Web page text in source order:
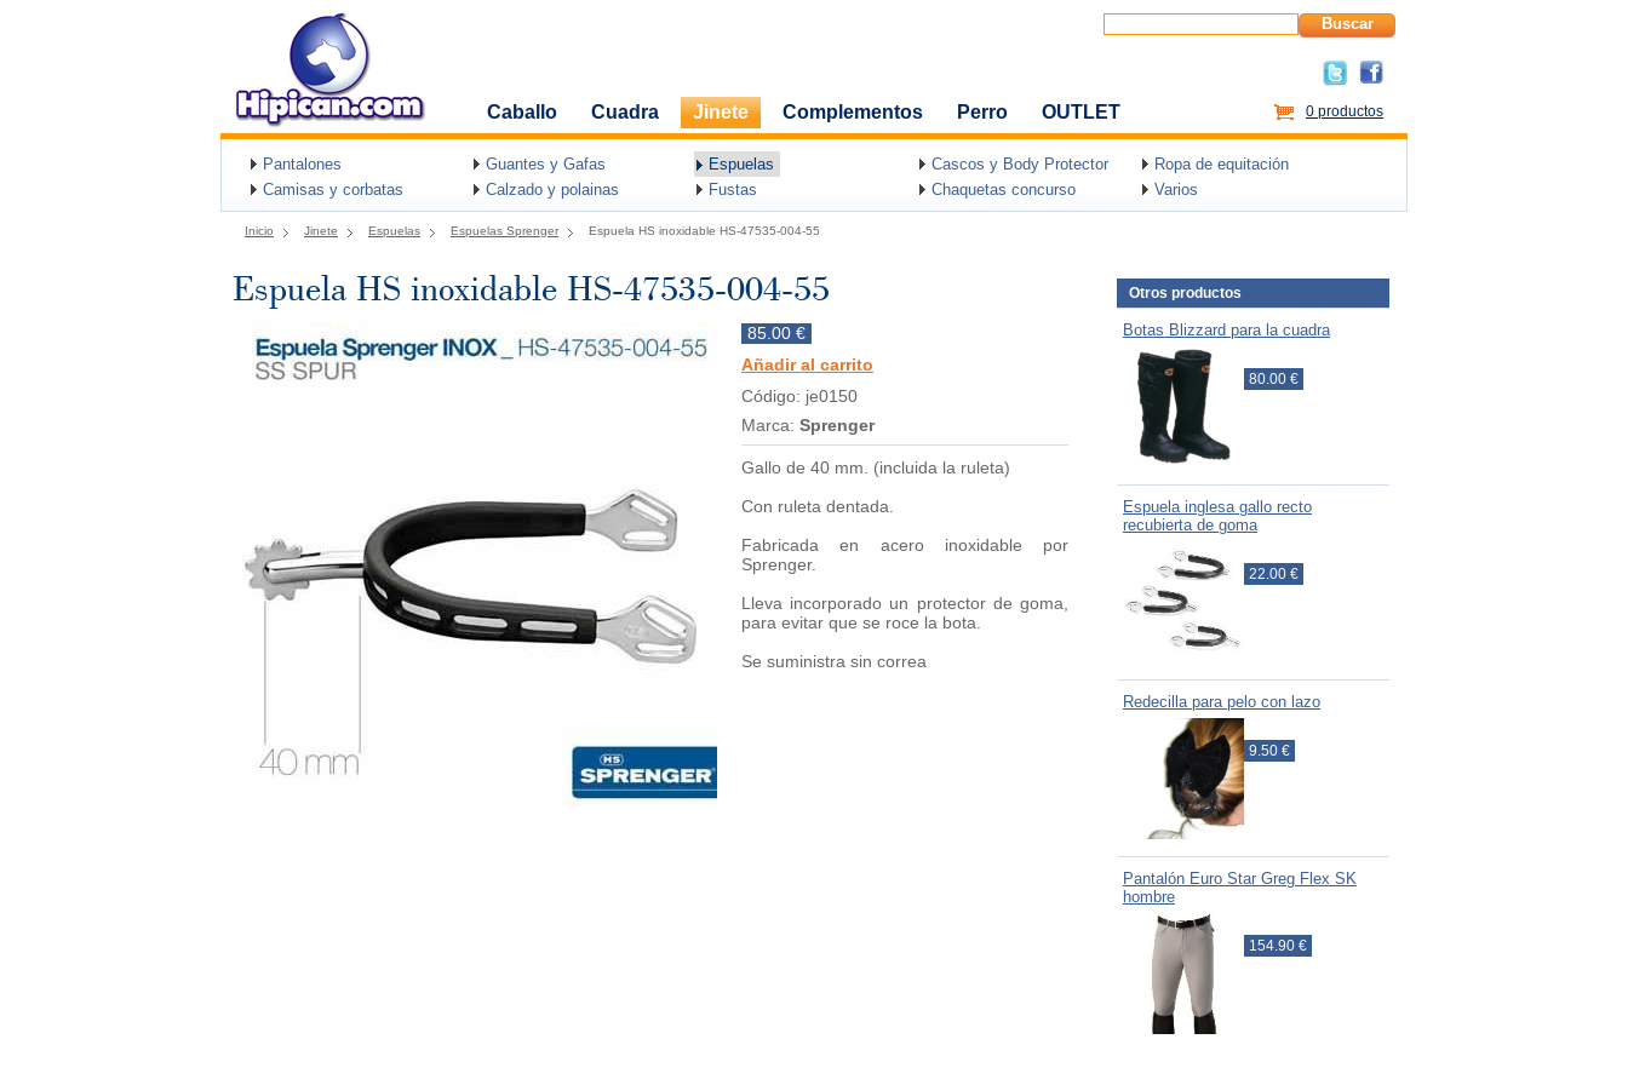
Buscar
Caballo Cuadra Jinete Complementos Perro OUTLET 0 productos
Pantalones Guantes y Gafas Espuelas Cascos y Body Protector
Ropa de equitación
Camisas y corbatas
Calzado y polainas Fustas Chaquetas concurso Varios
Inicio Jinete Espuelas Espuelas Sprenger Espuela HS inoxidable HS-47535-004-55
Espuela HS inoxidable HS-47535-004-55
85.00 €
Añadir al carrito
Código: je0150
Marca: Sprenger
Gallo de 40 mm. (incluida la ruleta)
Con ruleta dentada.
Fabricada en acero inoxidable por
Sprenger.
Lleva incorporado un protector de goma,
para evitar que se roce la bota.
Se suministra sin correa
Otros productos
Botas Blizzard para la cuadra
80.00 €
Espuela inglesa gallo recto
recubierta de goma
22.00 €
Redecilla para pelo con lazo
9.50 €
Pantalón Euro Star Greg Flex SK
hombre
154.90 €